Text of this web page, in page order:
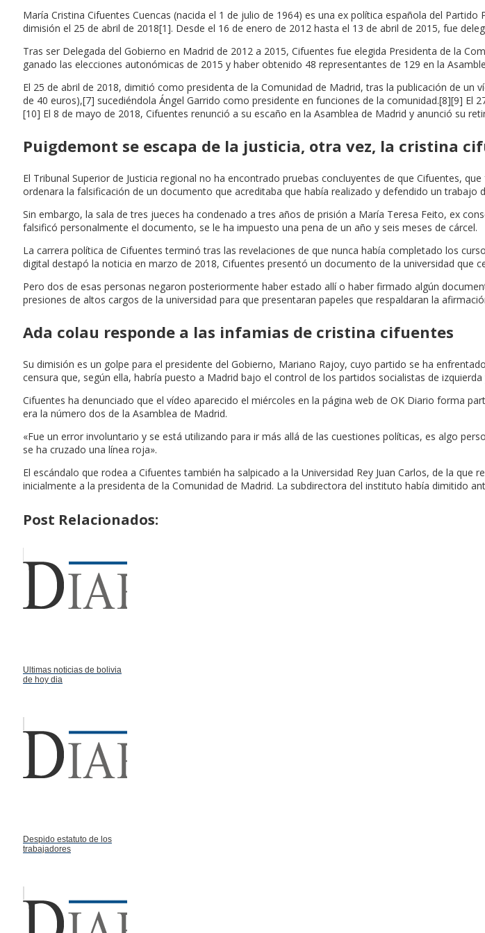
María Cristina Cifuentes Cuencas (nacida el 1 de julio de 1964) es una ex política española del
dimisión el 25 de abril de 2018[1]. Desde el 16 de enero de 2012 hasta el 13 de abril de 2015, fue
Tras ser Delegada del Gobierno en Madrid de 2012 a 2015, Cifuentes fue elegida Presidenta de la
ganado las elecciones autonómicas de 2015 y haber obtenido 48 representantes de 129 en la
El 25 de abril de 2018, dimitió como presidenta de la Comunidad de Madrid, tras la publicación de
de 40 euros),[7] sucediéndola Ángel Garrido como presidente en funciones de la comunidad.[8][9] El
[10] El 8 de mayo de 2018, Cifuentes renunció a su escaño en la Asamblea de Madrid y anunció su
Puigdemont se escapa de la justicia, otra vez, la cristina
El Tribunal Superior de Justicia regional no ha encontrado pruebas concluyentes de que Cifuentes,
ordenara la falsificación de un documento que acreditaba que había realizado y defendido un trabajo
Sin embargo, la sala de tres jueces ha condenado a tres años de prisión a María Teresa Feito, ex
falsificó personalmente el documento, se le ha impuesto una pena de un año y seis meses de cárcel.
La carrera política de Cifuentes terminó tras las revelaciones de que nunca había completado los
digital destapó la noticia en marzo de 2018, Cifuentes presentó un documento de la universidad que
Pero dos de esas personas negaron posteriormente haber estado allí o haber firmado algún
presiones de altos cargos de la universidad para que presentaran papeles que respaldaran la
Ada colau responde a las infamias de cristina cifuentes
Su dimisión es un golpe para el presidente del Gobierno, Mariano Rajoy, cuyo partido se ha
censura que, según ella, habría puesto a Madrid bajo el control de los partidos socialistas de
Cifuentes ha denunciado que el vídeo aparecido el miércoles en la página web de OK Diario forma
era la número dos de la Asamblea de Madrid.
«Fue un error involuntario y se está utilizando para ir más allá de las cuestiones políticas, es algo
se ha cruzado una línea roja».
El escándalo que rodea a Cifuentes también ha salpicado a la Universidad Rey Juan Carlos, de la
inicialmente a la presidenta de la Comunidad de Madrid. La subdirectora del instituto había dimitido
Post Relacionados:
Ultimas noticias de bolivia
de hoy dia
Despido estatuto de los
trabajadores